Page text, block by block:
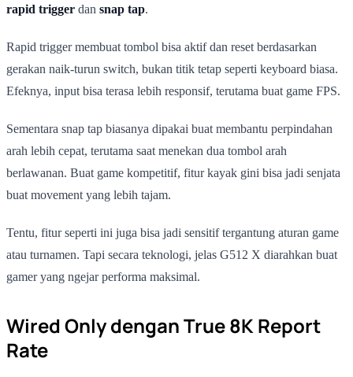
rapid trigger dan snap tap.
Rapid trigger membuat tombol bisa aktif dan reset berdasarkan
gerakan naik-turun switch, bukan titik tetap seperti keyboard biasa.
Efeknya, input bisa terasa lebih responsif, terutama buat game FPS.
Sementara snap tap biasanya dipakai buat membantu perpindahan
arah lebih cepat, terutama saat menekan dua tombol arah
berlawanan. Buat game kompetitif, fitur kayak gini bisa jadi senjata
buat movement yang lebih tajam.
Tentu, fitur seperti ini juga bisa jadi sensitif tergantung aturan game
atau turnamen. Tapi secara teknologi, jelas G512 X diarahkan buat
gamer yang ngejar performa maksimal.
Wired Only dengan True 8K Report
Rate